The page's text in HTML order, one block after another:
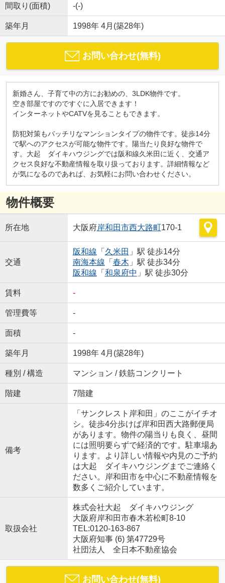
間取り(面積) -(-)
築年月 1998年 4月(築28年)
お問い合わせ(無料)
新婚さん、子育て中の方にお勧めの、3LDK物件です。
空き部屋ですのですぐに入居できます！
インターネットやCATVを見ることもできます。
防犯対策もバッチリなマンションタイプの物件です。徒歩14分
で駅へのアクセスが可能な物件です。陽当たり良好な物件で
す。大起 ダイキハウジングでは阪和線久米田に近く、交通ア
クセス良好な不動産情報を取り扱っております。詳細情報など
が気になるのであれば、お気軽にお問い合わせください。
物件概要
所在地 大阪府岸和田市西大路町170-1
交通
阪和線 「 久米田 」駅 徒歩14分
南海本線 「 春木 」駅 徒歩34分
阪和線 「 和泉府中 」駅 徒歩30分
賃料 -
管理費等 -
面積 -
築年月 1998年 4月(築28年)
種別 / 構造 マンション / 鉄筋コンクリート
階建 7階建
備考
「サンクレスト岸和田」のここがイチオ
シ。徒歩4分歩けば岸和田西大路郵便局
があります。物件の陽当りも良く、昼間
には照明要らずで経済的です。駐車場あ
ります。より詳しい情報や内見のご予約
は大起 ダイキハウジングまでご連絡く
ださい。岸和田市を中心に不動産情報を
数多くご紹介しています。
取扱会社
株式会社大起 ダイキハウジング
大阪府岸和田市春木若松町8-10
TEL:0120-163-867
大阪府知事 (6) 第47729号
社団法人 全日本不動産協会
お問い合わせ(無料)